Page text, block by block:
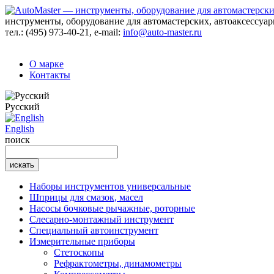
инструменты, оборудование для автомастерских,
тел.: (495) 973-40-21 , e-mail: info@auto-master.ru
О марке
Контакты
Русский
English
поиск
Наборы инструментов универсальные
Шприцы для смазок, масел
Насосы бочковые рычажные, роторные
Слесарно-монтажный инструмент
Специальный автоинструмент
Измерительные приборы
Стетоскопы
Рефрактометры, динамометры